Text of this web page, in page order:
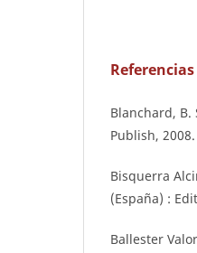
Referencias
Blanchard, B.
Publish, 2008.
Bisquerra
(España) :
Ballester